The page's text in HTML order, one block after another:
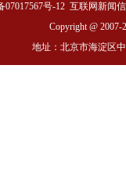
07017567号-12 互联网新闻
Copyright @ 2007-
地址：北京市海淀区